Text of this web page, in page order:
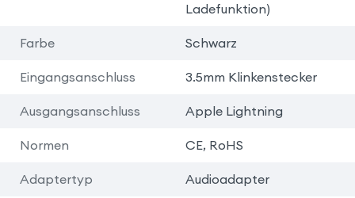
Ladefunktion)
Farbe Schwarz
Eingangsanschluss 3.5mm Klinkenstecker
Ausgangsanschluss Apple Lightning
Normen CE, RoHS
Adaptertyp Audioadapter